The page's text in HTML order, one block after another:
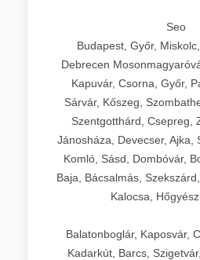
Seo
Budapest, Győr,
Debrecen
Kapuvár, Csorna, Győr,
Sárvár, Kőszeg,
Szentgotthárd, Csepreg,
Jánosháza, Devecser, Ajka,
Komló, Sásd, Dombóvár,
Baja, Bácsalmás,
Kalocsa,
Balatonboglár, Kaposvár,
Kadarkút, Barcs,